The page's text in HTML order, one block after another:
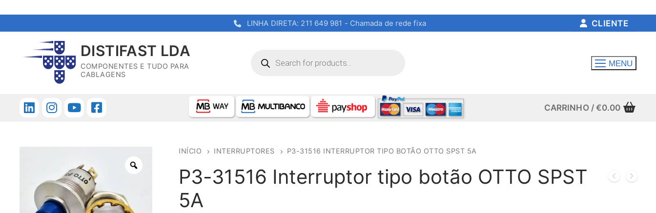
conteúdo
LINHA DIRETA: 211 649 981 - Chamada de rede fixa CLIENTE
DISTIFAST LDA
COMPONENTES E TUDO PARA
CABLAGENS
search
MENU
CARRINHO / €0.00
INÍCIO INTERRUPTORES P3-31516 INTERRUPTOR TIPO BOTÃO OTTO SPST 5A
P3-31516 Interruptor tipo botão OTTO SPST
5A